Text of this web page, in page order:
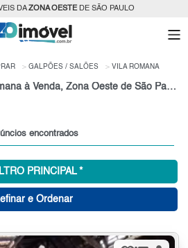
DAZONA OESTEDE SÃO PAULO
GALPÕES / SALÕES VILA ROMANA
Galpões / Salões Vila Romana à Venda, Zona Oeste de São Paulo
encontrados
PRINCIPAL *
e Ordenar